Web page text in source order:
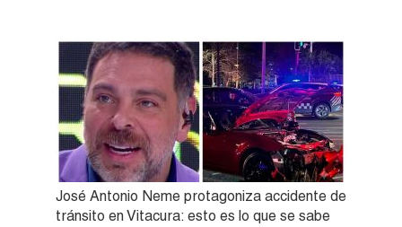
José Antonio Neme protagoniza accidente de
tránsito en Vitacura: esto es lo que se sabe